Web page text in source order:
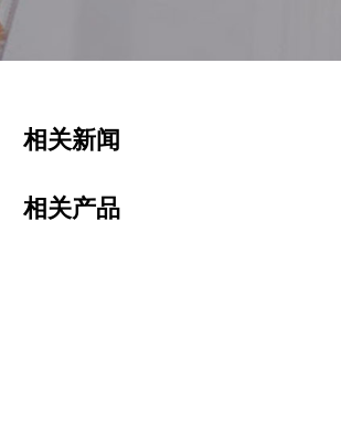
相关新闻
相关产品